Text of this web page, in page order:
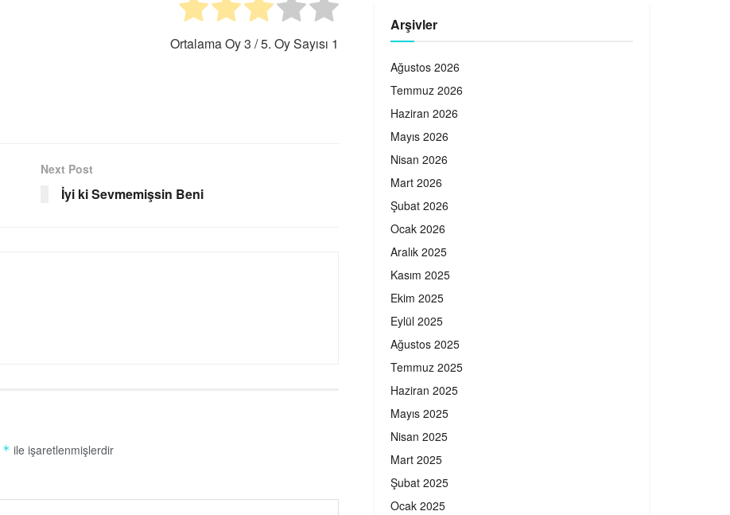
Ortalama Oy3 / 5. Oy Sayısı 1
Next Post
İyi ki Sevmemişsin Beni
* ile işaretlenmişlerdir
Arşivler
Ağustos 2026
Temmuz 2026
Haziran 2026
Mayıs 2026
Nisan 2026
Mart 2026
Şubat 2026
Ocak 2026
Aralık 2025
Kasım 2025
Ekim 2025
Eylül 2025
Ağustos 2025
Temmuz 2025
Haziran 2025
Mayıs 2025
Nisan 2025
Mart 2025
Şubat 2025
Ocak 2025